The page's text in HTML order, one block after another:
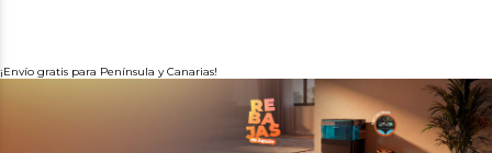
¡Envío gratis para Península y Canarias!